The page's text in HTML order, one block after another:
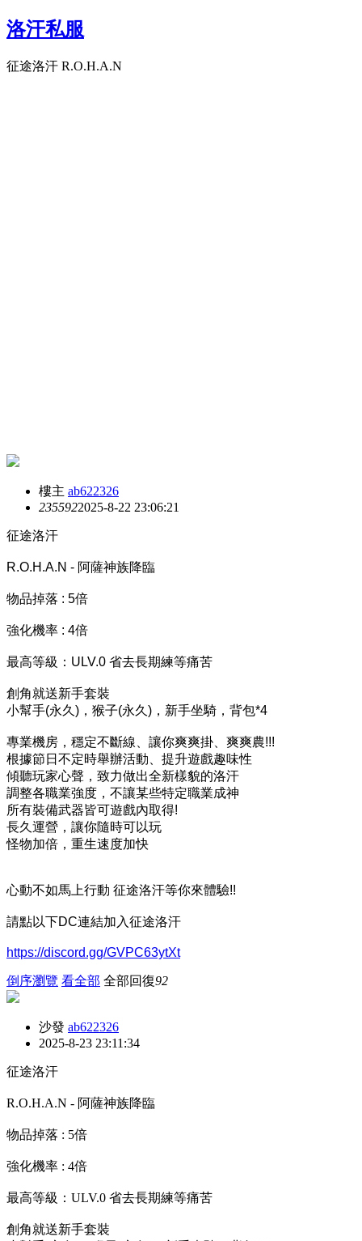
洛汗私服
征途洛汗 R.O.H.A.N
樓主 ab622326
2355922025-8-22 23:06:21
征途洛汗
R.O.H.A.N - 阿薩神族降臨
物品掉落 : 5倍
強化機率 : 4倍
最高等級：ULV.0 省去長期練等痛苦
創角就送新手套裝
小幫手(永久)，猴子(永久)，新手坐騎，背包*4
專業機房，穩定不斷線、讓你爽爽掛、爽爽農!!!
根據節日不定時舉辦活動、提升遊戲趣味性
傾聽玩家心聲，致力做出全新樣貌的洛汗
調整各職業強度，不讓某些特定職業成神
所有裝備武器皆可遊戲內取得!
長久運營，讓你隨時可以玩
怪物加倍，重生速度加快
心動不如馬上行動 征途洛汗等你來體驗!!
請點以下DC連結加入征途洛汗
https://discord.gg/GVPC63ytXt
倒序瀏覽 看全部 全部回復92
沙發 ab622326
2025-8-23 23:11:34
征途洛汗
R.O.H.A.N - 阿薩神族降臨
物品掉落 : 5倍
強化機率 : 4倍
最高等級：ULV.0 省去長期練等痛苦
創角就送新手套裝